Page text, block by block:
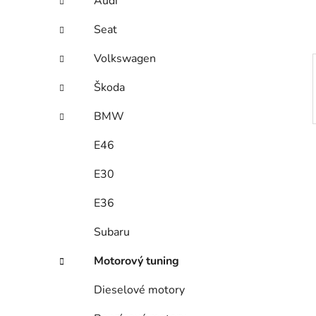
p
a
e
l
Seat
Volkswagen
Škoda
BMW
E46
E30
E36
Subaru
Motorový tuning
Dieselové motory